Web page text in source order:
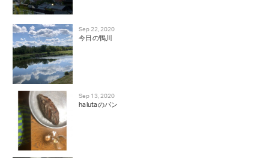
Sep 22, 2020
今日の鴨川
Sep 13, 2020
halutaのパン